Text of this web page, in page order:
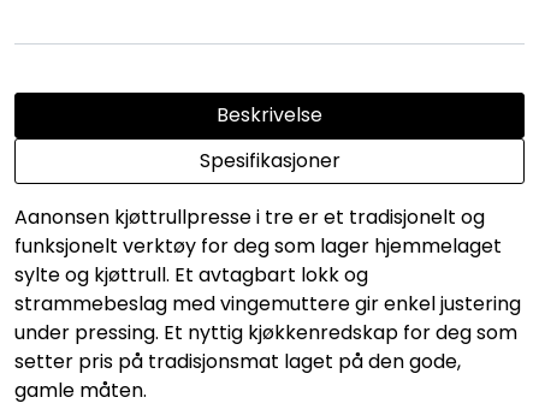
Beskrivelse
Spesifikasjoner
Aanonsen kjøttrullpresse i tre er et tradisjonelt og
funksjonelt verktøy for deg som lager hjemmelaget
sylte og kjøttrull. Et avtagbart lokk og
strammebeslag med vingemuttere gir enkel justering
under pressing. Et nyttig kjøkkenredskap for deg som
setter pris på tradisjonsmat laget på den gode,
gamle måten.